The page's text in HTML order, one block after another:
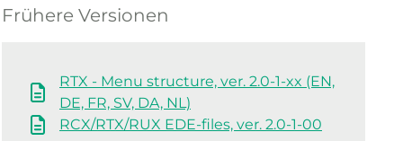
Frühere Versionen
RTX - Menu structure, ver. 2.0-1-xx (EN,
DE, FR, SV, DA, NL)
RCX/RTX/RUX EDE-files, ver. 2.0-1-00